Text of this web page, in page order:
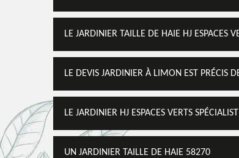
LE JARDINIER TAILLE DE HAIE HJ ESPACES
LE DEVIS JARDINIER À LIMON EST PRÉCIS
LE JARDINIER HJ ESPACES VERTS
UN JARDINIER TAILLE DE HAIE 58270